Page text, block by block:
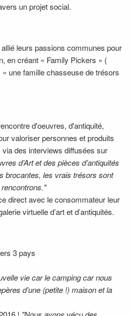
un projet social.
leurs passions communes pour
en créant « Family Pickers » (
une famille chasseuse de trésors
d'oeuvres, d'antiquité,
valoriser personnes et produits
des interviews diffusées sur
d’Art et des pièces d’antiquités
brocantes, les vrais trésors sont
direct avec le consommateur leur
virtuelle d’art et d’antiquités.
3 pays
vie car le camping car nous
d’une (petite !) maison et la